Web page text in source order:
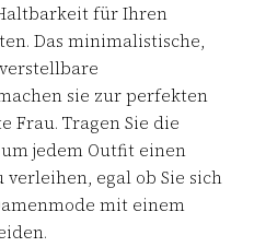
für Ihren
Das minimalistische,
sie zur perfekten
Frau. Tragen Sie die
jedem Outfit einen
egal ob Sie sich
mit einem